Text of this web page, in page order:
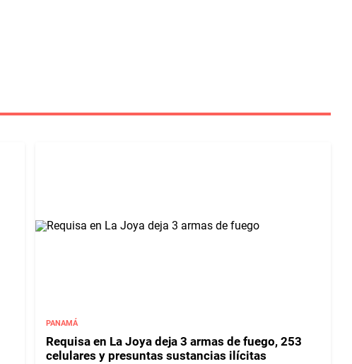
PANAMÁ
Requisa en La Joya deja 3 armas de fuego, 253
celulares y presuntas sustancias ilícitas